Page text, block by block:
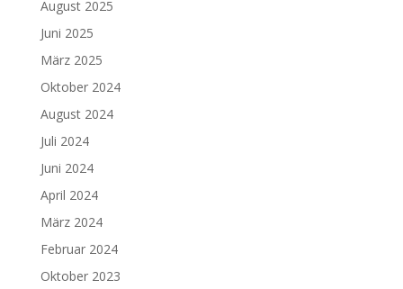
August 2025
Juni 2025
März 2025
Oktober 2024
August 2024
Juli 2024
Juni 2024
April 2024
März 2024
Februar 2024
Oktober 2023